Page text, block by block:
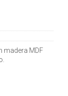
madera MDF